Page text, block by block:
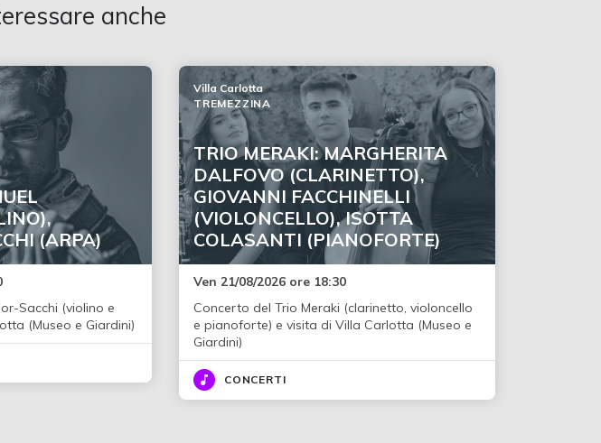
anche
(ARPA)
Sacchi (violino e
(Museo e Giardini)
TRIO MERAKI: MARGHERITA
DALFOVO (CLARINETTO),
GIOVANNI FACCHINELLI
(VIOLONCELLO), ISOTTA
COLASANTI (PIANOFORTE)
Villa Carlotta
TREMEZZINA
Ven 21/08/2026 ore 18:30
Concerto del Trio Meraki (clarinetto, violoncello
e pianoforte) e visita di Villa Carlotta (Museo e
Giardini)
CONCERTI